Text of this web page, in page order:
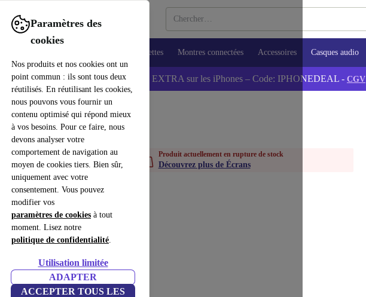
Paramètres des
cookies
Nos produits et nos cookies ont un
point commun : ils sont tous deux
réutilisés. En réutilisant les cookies,
nous pouvons vous fournir un
contenu optimisé qui répond mieux
à vos besoins. Pour ce faire, nous
devons analyser votre
comportement de navigation au
moyen de cookies tiers. Bien sûr,
uniquement avec votre
consentement. Vous pouvez
modifier vos
paramètres de cookies à tout
moment. Lisez notre
politique de confidentialité.
Utilisation limitée
ADAPTER
ACCEPTER TOUS LES
Aide
school Tablettes Montres connectées Accessoires Casques audio
💰-5% EXTRA sur les iPhones – Code: IPHONEDEAL - CGV
pouces
Produit actuellement en rupture de stock
Découvrez plus de Écrans